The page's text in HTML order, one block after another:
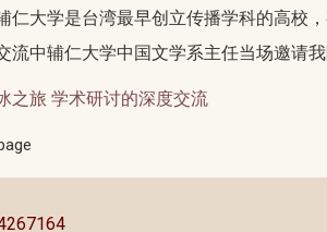
仁大学是台湾最早创立传播学科的高校
流中辅仁大学中国文学系主任当场邀请
之旅 学术研讨的深度交流